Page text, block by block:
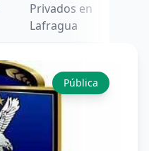
Privados en
Lafragua
Pública